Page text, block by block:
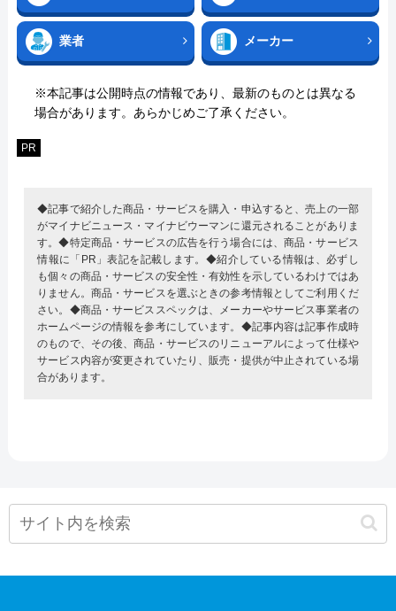
業者 メーカー
※本記事は公開時点の情報であり、最新のものとは異なる
場合があります。あらかじめご了承ください。
PR
◆記事で紹介した商品・サービスを購入・申込すると、売上の一部
がマイナビニュース・マイナビウーマンに還元されることがありま
す。◆特定商品・サービスの広告を行う場合には、商品・サービス
情報に「PR」表記を記載します。◆紹介している情報は、必ずし
も個々の商品・サービスの安全性・有効性を示しているわけではあ
りません。商品・サービスを選ぶときの参考情報としてご利用くだ
さい。◆商品・サービススペックは、メーカーやサービス事業者の
ホームページの情報を参考にしています。◆記事内容は記事作成時
のもので、その後、商品・サービスのリニューアルによって仕様や
サービス内容が変更されていたり、販売・提供が中止されている場
合があります。